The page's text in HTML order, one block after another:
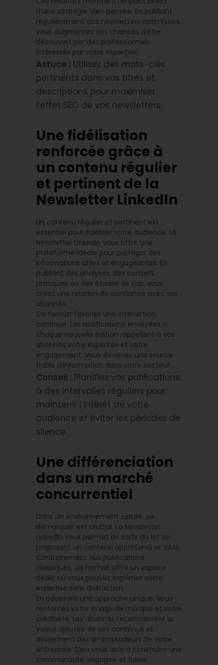
d’une stratégie bien pensée. En publiant
régulièrement des newsletters optimisées,
vous augmentez vos chances d’être
découvert par des professionnels
intéressés par votre expertise.
Astuce : Utilisez des mots-clés
pertinents dans vos titres et
descriptions pour maximiser
l’effet SEO de vos newsletters.
Une fidélisation
renforcée grâce à
un contenu régulier
et pertinent de la
Newsletter LinkedIn
Un contenu régulier et pertinent est
essentiel pour fidéliser votre audience. La
Newsletter LinkedIn vous offre une
plateforme idéale pour partager des
informations utiles et engageantes. En
publiant des analyses, des conseils
pratiques ou des études de cas, vous
créez une relation de confiance avec vos
abonnés.
Ce format favorise une interaction
continue. Les notifications envoyées à
chaque nouvelle édition rappellent à vos
abonnés votre expertise et votre
engagement. Vous devenez une source
fiable d’information dans votre secteur.
Conseil : Planifiez vos publications
à des intervalles réguliers pour
maintenir l’intérêt de votre
audience et éviter les périodes de
silence.
Une différenciation
dans un marché
concurrentiel
Dans un environnement saturé, se
démarquer est crucial. La Newsletter
LinkedIn vous permet de sortir du lot en
proposant un contenu approfondi et ciblé.
Contrairement aux publications
classiques, ce format offre un espace
dédié où vous pouvez exprimer votre
expertise sans distraction.
En adoptant une approche unique, vous
renforcez votre image de marque et votre
crédibilité. Les abonnés reconnaissent la
valeur ajoutée de vos contenus et
deviennent des ambassadeurs de votre
entreprise. Cela vous aide à construire une
communauté engagée et fidèle.